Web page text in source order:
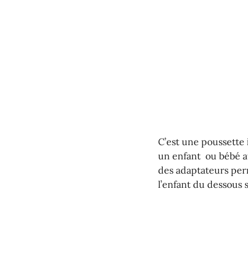
C’est une
un enfant ou bébé
des adaptateurs
l’enfant du